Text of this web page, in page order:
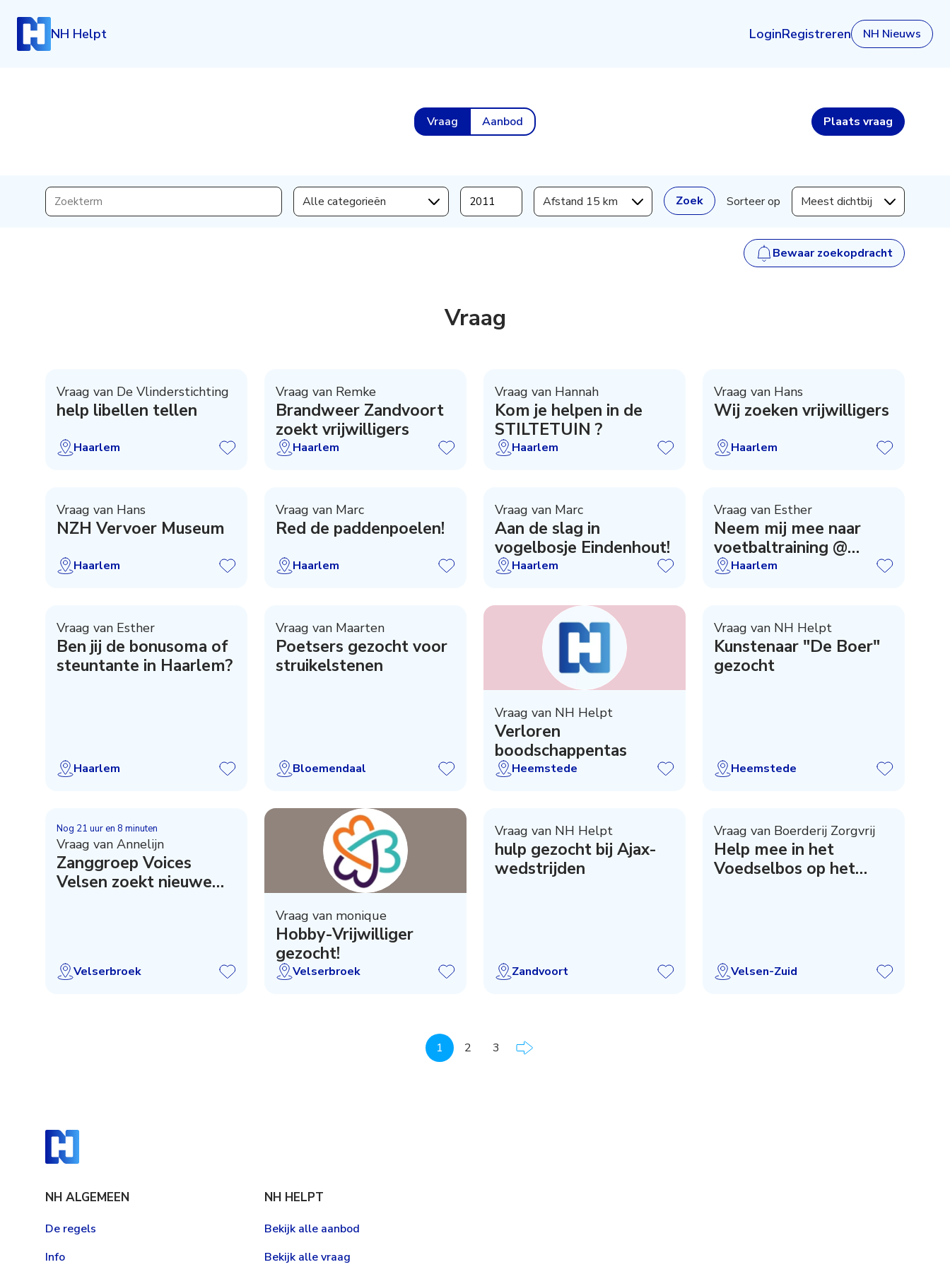
NH Helpt LoginRegistreren NH Nieuws
Vraag Aanbod Plaats vraag
Alle categorieën Afstand 15 km Zoek Sorteer op Meest dichtbij
Bewaar zoekopdracht
Vraag
Vraag van De Vlinderstichting
help libellen tellen
Haarlem
Vraag van Remke
Brandweer Zandvoort
zoekt vrijwilligers
Haarlem
Vraag van Hannah
Kom je helpen in de
STILTETUIN ?
Haarlem
Vraag van Hans
Wij zoeken vrijwilligers
Haarlem
Vraag van Hans
NZH Vervoer Museum
Haarlem
Vraag van Marc
Red de paddenpoelen!
Haarlem
Vraag van Marc
Aan de slag in
vogelbosje Eindenhout!
Haarlem
Vraag van Esther
Neem mij mee naar
voetbaltraining @
Olympia
Haarlem
Vraag van Esther
Ben jij de bonusoma of
steuntante in Haarlem?
Haarlem
Vraag van Maarten
Poetsers gezocht voor
struikelstenen
Bloemendaal
Vraag van NH Helpt
Verloren
boodschappentas
Heemstede
Vraag van NH Helpt
Kunstenaar "De Boer"
gezocht
Heemstede
Nog 21 uur en 8 minuten
Vraag van Annelijn
Zanggroep Voices
Velsen zoekt nieuwe
Velserbroek
Vraag van monique
Hobby-Vrijwilliger
gezocht!
Velserbroek
Vraag van NH Helpt
hulp gezocht bij Ajax-
wedstrijden
Zandvoort
Vraag van Boerderij Zorgvrij
Help mee in het
Voedselbos op het
Velsen-Zuid
1 2 3
NH ALGEMEEN
De regels
Info
NH HELPT
Bekijk alle aanbod
Bekijk alle vraag
Inloggen